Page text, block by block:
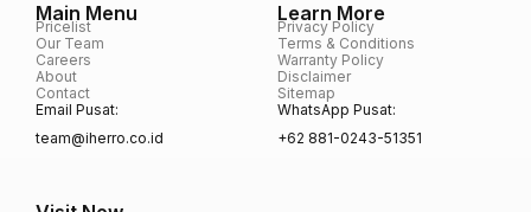
Main Menu
Pricelist
Our Team
Careers
About
Contact
Email Pusat:
team@iherro.co.id
Learn More
Privacy Policy
Terms & Conditions
Warranty Policy
Disclaimer
Sitemap
WhatsApp Pusat:
+62 881-0243-51351